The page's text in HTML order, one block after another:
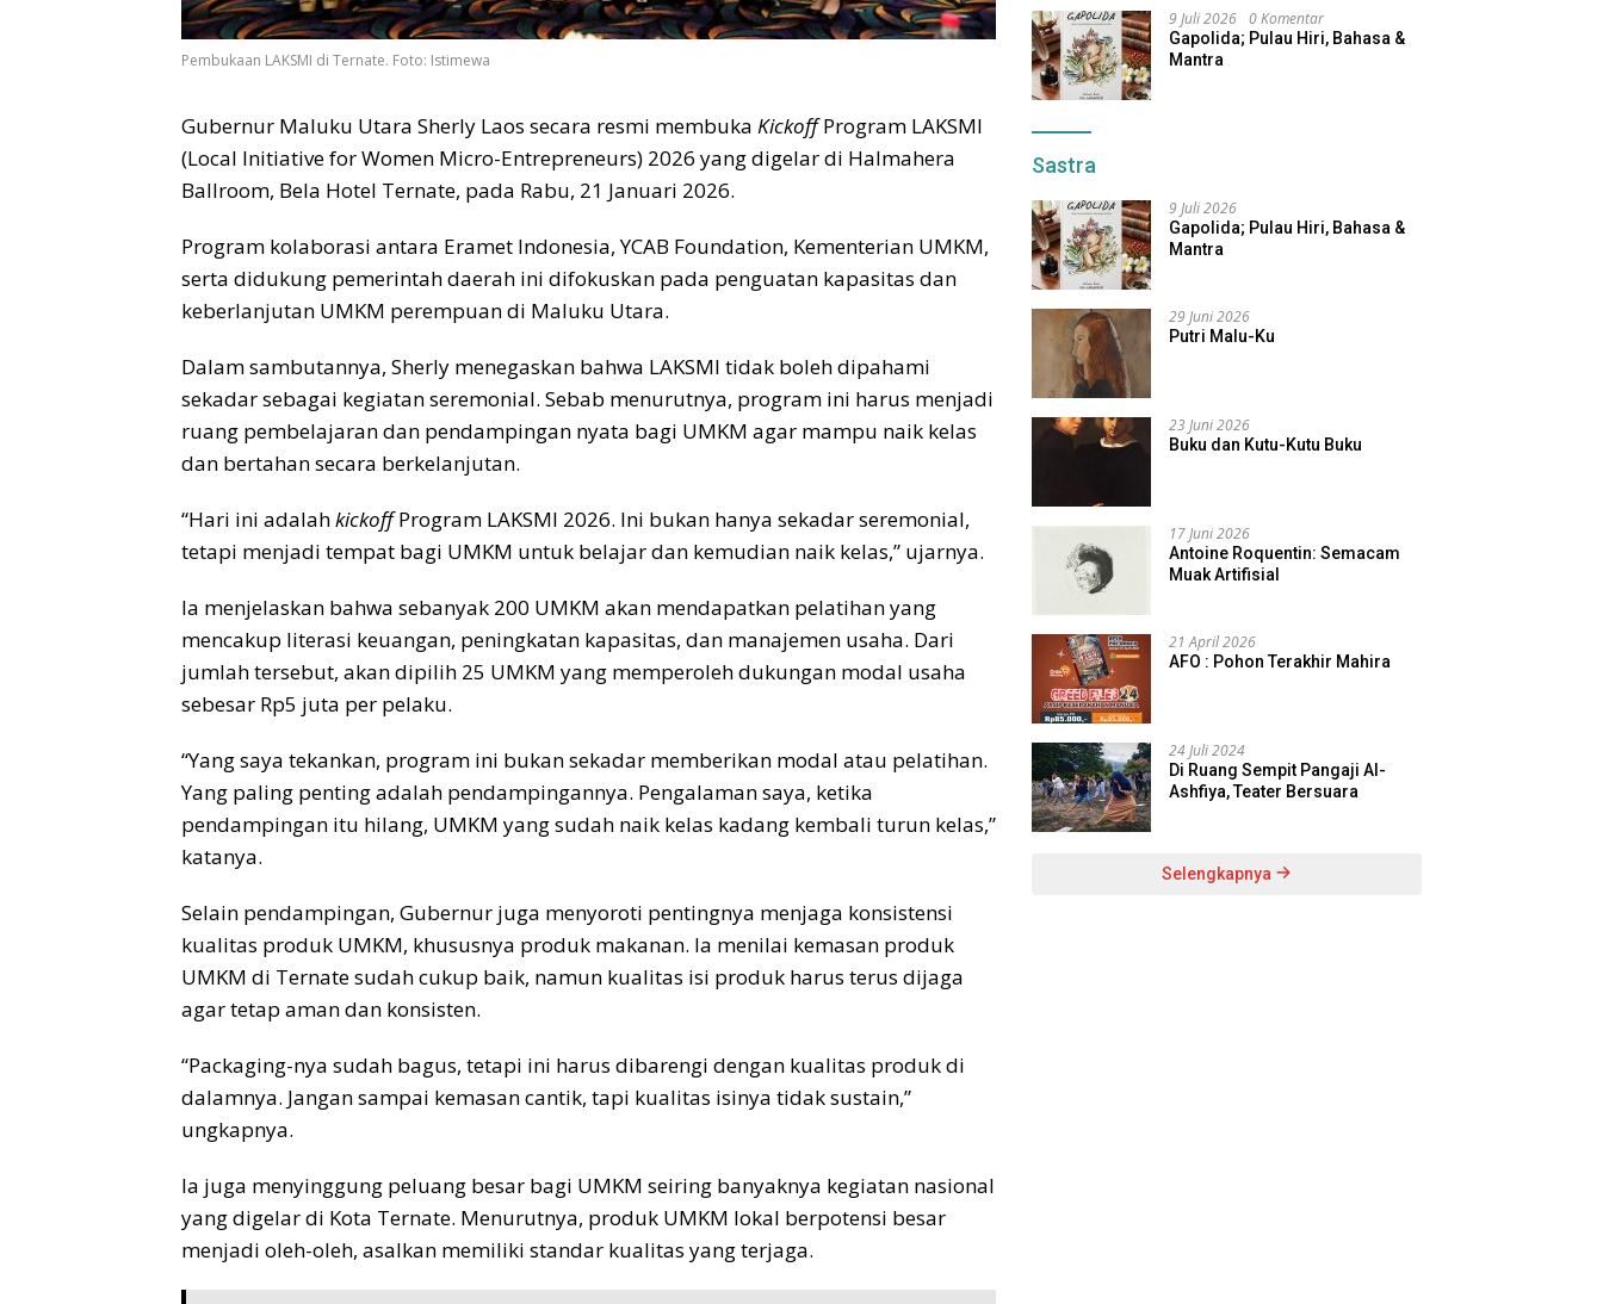
Pembukaan LAKSMI di Ternate. Foto: Istimewa
Gubernur Maluku Utara Sherly Laos secara resmi membuka KickoffProgram LAKSMI
(Local Initiative for Women Micro-Entrepreneurs) 2026 yang digelar di Halmahera
Ballroom, Bela Hotel Ternate, pada Rabu, 21 Januari 2026.
Program kolaborasi antara Eramet Indonesia, YCAB Foundation, Kementerian UMKM,
serta didukung pemerintah daerah ini difokuskan pada penguatan kapasitas dan
keberlanjutan UMKM perempuan di Maluku Utara.
Dalam sambutannya, Sherly menegaskan bahwa LAKSMI tidak boleh dipahami
sekadar sebagai kegiatan seremonial. Sebab menurutnya, program ini harus menjadi
ruang pembelajaran dan pendampingan nyata bagi UMKM agar mampu naik kelas
dan bertahan secara berkelanjutan.
“Hari ini adalahkickoffProgram LAKSMI 2026. Ini bukan hanya sekadar seremonial,
tetapi menjadi tempat bagi UMKM untuk belajar dan kemudian naik kelas,” ujarnya.
Ia menjelaskan bahwa sebanyak 200 UMKM akan mendapatkan pelatihan yang
mencakup literasi keuangan, peningkatan kapasitas, dan manajemen usaha. Dari
jumlah tersebut, akan dipilih 25 UMKM yang memperoleh dukungan modal usaha
sebesar Rp5 juta per pelaku.
“Yang saya tekankan, program ini bukan sekadar memberikan modal atau pelatihan.
Yang paling penting adalah pendampingannya. Pengalaman saya, ketika
pendampingan itu hilang, UMKM yang sudah naik kelas kadang kembali turun kelas,”
katanya.
Selain pendampingan, Gubernur juga menyoroti pentingnya menjaga konsistensi
kualitas produk UMKM, khususnya produk makanan. Ia menilai kemasan produk
UMKM di Ternate sudah cukup baik, namun kualitas isi produk harus terus dijaga
agar tetap aman dan konsisten.
“Packaging-nya sudah bagus, tetapi ini harus dibarengi dengan kualitas produk di
dalamnya. Jangan sampai kemasan cantik, tapi kualitas isinya tidak sustain,”
ungkapnya.
Ia juga menyinggung peluang besar bagi UMKM seiring banyaknya kegiatan nasional
yang digelar di Kota Ternate. Menurutnya, produk UMKM lokal berpotensi besar
menjadi oleh-oleh, asalkan memiliki standar kualitas yang terjaga.
9 Juli 2026 0 Komentar
Gapolida; Pulau Hiri, Bahasa &
Mantra
Sastra
9 Juli 2026
Gapolida; Pulau Hiri, Bahasa &
Mantra
29 Juni 2026
Putri Malu-Ku
23 Juni 2026
Buku dan Kutu-Kutu Buku
17 Juni 2026
Antoine Roquentin: Semacam
Muak Artifisial
21 April 2026
AFO : Pohon Terakhir Mahira
24 Juli 2024
Di Ruang Sempit Pangaji Al-
Ashfiya, Teater Bersuara
Selengkapnya